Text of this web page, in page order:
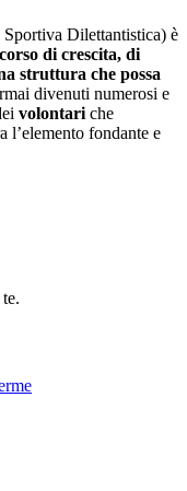
Dilettantistica) è
di crescita, di
struttura che possa
divenuti numerosi e
volontari che
l’elemento fondante e